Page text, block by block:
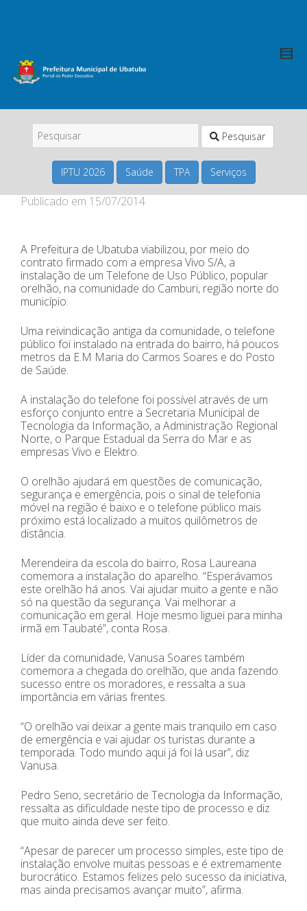
Pesquisar
IPTU 2026 Saúde TPA Serviços
Publicado em 15/07/2014
A Prefeitura de Ubatuba viabilizou, por meio do
contrato firmado com a empresa Vivo S/A, a
instalação de um Telefone de Uso Público, popular
orelhão, na comunidade do Camburi, região norte do
município.
Uma reivindicação antiga da comunidade, o telefone
público foi instalado na entrada do bairro, há poucos
metros da E.M Maria do Carmos Soares e do Posto
de Saúde.
A instalação do telefone foi possível através de um
esforço conjunto entre a Secretaria Municipal de
Tecnologia da Informação, a Administração Regional
Norte, o Parque Estadual da Serra do Mar e as
empresas Vivo e Elektro.
O orelhão ajudará em questões de comunicação,
segurança e emergência, pois o sinal de telefonia
móvel na região é baixo e o telefone público mais
próximo está localizado a muitos quilômetros de
distância.
Merendeira da escola do bairro, Rosa Laureana
comemora a instalação do aparelho. “Esperávamos
este orelhão há anos. Vai ajudar muito a gente e não
só na questão da segurança. Vai melhorar a
comunicação em geral. Hoje mesmo liguei para minha
irmã em Taubaté”, conta Rosa.
Líder da comunidade, Vanusa Soares também
comemora a chegada do orelhão, que anda fazendo
sucesso entre os moradores, e ressalta a sua
importância em várias frentes.
“O orelhão vai deixar a gente mais tranquilo em caso
de emergência e vai ajudar os turistas durante a
temporada. Todo mundo aqui já foi lá usar”, diz
Vanusa.
Pedro Seno, secretário de Tecnologia da Informação,
ressalta as dificuldade neste tipo de processo e diz
que muito ainda deve ser feito.
“Apesar de parecer um processo simples, este tipo de
instalação envolve muitas pessoas e é extremamente
burocrático. Estamos felizes pelo sucesso da iniciativa,
mas ainda precisamos avançar muito”, afirma.